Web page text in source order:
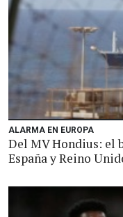
ALARMA EN EUROPA
Del MV Hondius: el
España y Reino